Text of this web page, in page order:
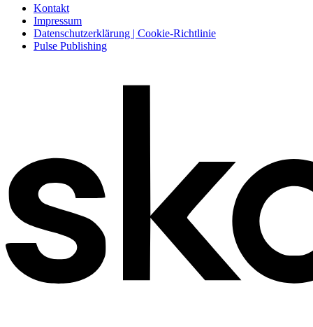
Kontakt
Impressum
Datenschutzerklärung | Cookie-Richtlinie
Pulse Publishing